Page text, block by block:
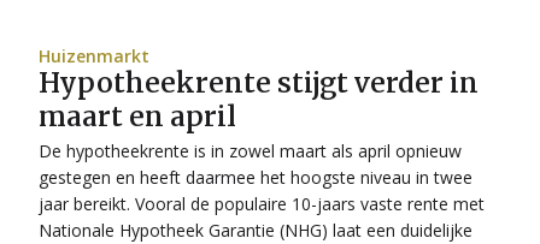
Huizenmarkt
Hypotheekrente stijgt verder in
maart en april
De hypotheekrente is in zowel maart als april opnieuw
gestegen en heeft daarmee het hoogste niveau in twee
jaar bereikt. Vooral de populaire 10-jaars vaste rente met
Nationale Hypotheek Garantie (NHG) laat een duidelijke